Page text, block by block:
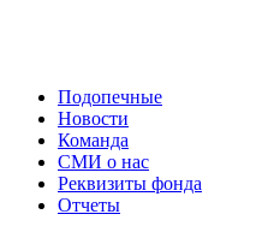
Подопечные
Новости
Команда
СМИ о нас
Реквизиты фонда
Отчеты